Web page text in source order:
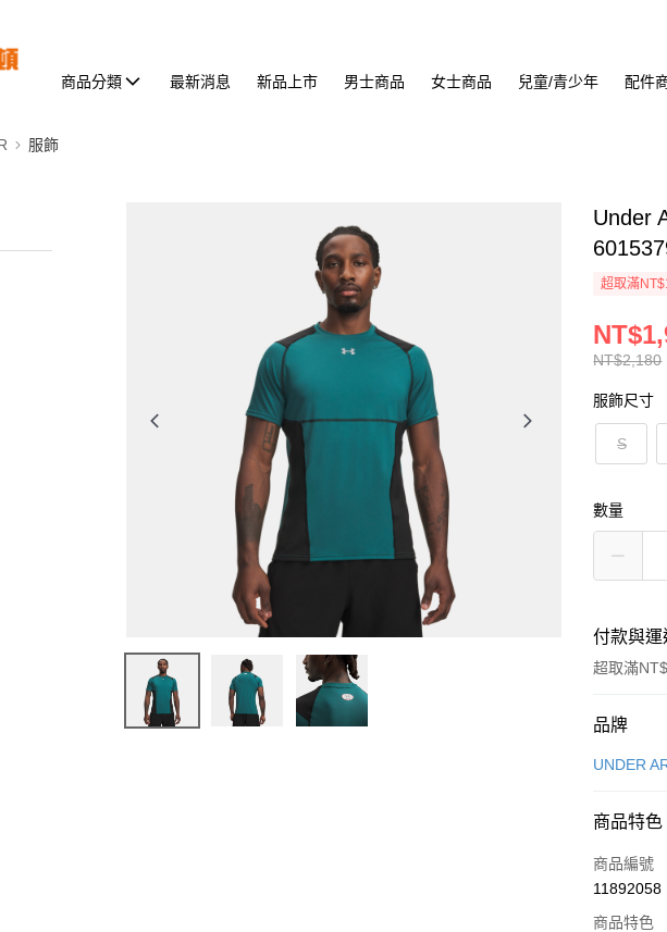
商品分類 最新消息 新品上市 男士商品 女士商品 兒童/青少年 配件
服飾
Under
超取滿
NT$2,180
服飾尺寸
S
數量
付款與
超取滿
付款方式
信用卡一
合作金
華南商
上海商
LINE Pay
Apple Pay
品牌
UNDER
商品特色
商品編號
11892058
商品特色